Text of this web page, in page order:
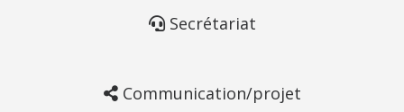
Secrétariat
Communication/projet